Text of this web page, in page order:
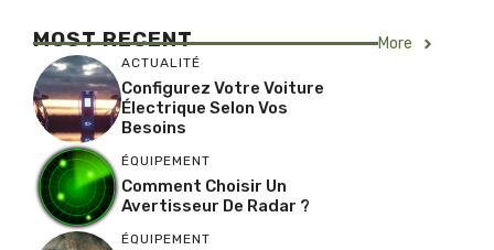
MOST RECENT More
ACTUALITÉ
Configurez Votre Voiture
Électrique Selon Vos
Besoins
ÉQUIPEMENT
Comment Choisir Un
Avertisseur De Radar ?
ÉQUIPEMENT